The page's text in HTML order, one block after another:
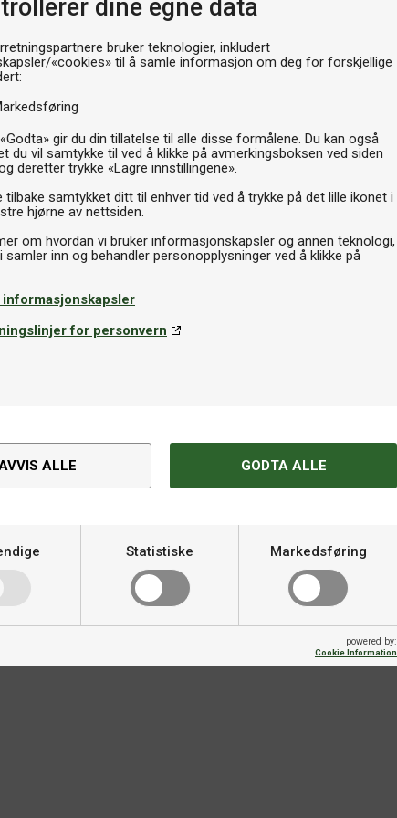
dine egne data
bruker teknologier, inkludert
«cookies» til å samle informasjon om deg for forskjellige
gir du din tillatelse til alle disse formålene. Du kan også
du vil samtykke til ved å klikke på avmerkingsboksen ved siden
deretter trykke «Lagre innstillingene».
tilbake samtykket ditt til enhver tid ved å trykke på det lille ikonet i
hjørne av nettsiden.
om hvordan vi bruker informasjonskapsler og annen teknologi,
samler inn og behandler personopplysninger ved å klikke på
informasjonskapsler
for personvern
ALLE GODTA ALLE
Statistiske Markedsføring
powered by:
Cookie Information
god følelse og et
Spesifikasjoner
Varemerke